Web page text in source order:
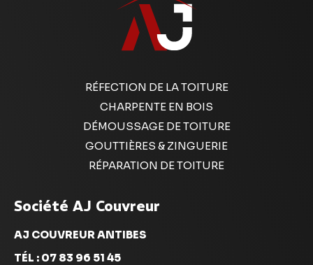
RÉFECTION DE LA TOITURE
CHARPENTE EN BOIS
DÉMOUSSAGE DE TOITURE
GOUTTIÈRES & ZINGUERIE
RÉPARATION DE TOITURE
Société AJ Couvreur
AJ COUVREUR ANTIBES
TÉL : 07 83 96 51 45